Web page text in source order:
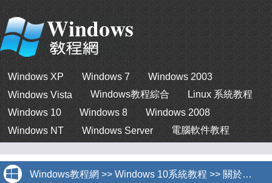
Windows XP Windows 7
Windows 2003
Windows Vista
Windows教程綜合
Linux 系統教程
Windows 10
Windows 8
Windows 2008
Windows NT
Windows Server 電腦軟件教程
Windows教程網 >> Windows 10系統教程 >> 關於Windows10系統教程